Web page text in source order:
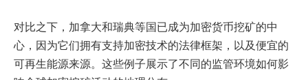
对比之下，加拿大和瑞典等国已成为加密货币挖矿的中
心，因为它们拥有支持加密技术的法律框架，以及便宜的
可再生能源来源。这些例子展示了不同的监管环境如何影